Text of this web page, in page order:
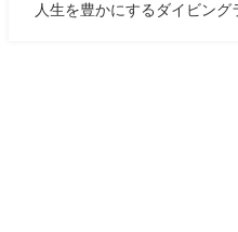
人生を豊かにするダイビング